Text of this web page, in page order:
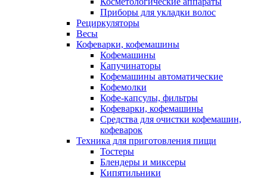
Приборы для укладки волос
Рециркуляторы
Весы
Кофеварки, кофемашины
Кофемашины
Капучинаторы
Кофемашины автоматические
Кофемолки
Кофе-капсулы, фильтры
Кофеварки, кофемашины
Средства для очистки кофемашин,
кофеварок
Техника для приготовления пищи
Тостеры
Блендеры и миксеры
Кипятильники